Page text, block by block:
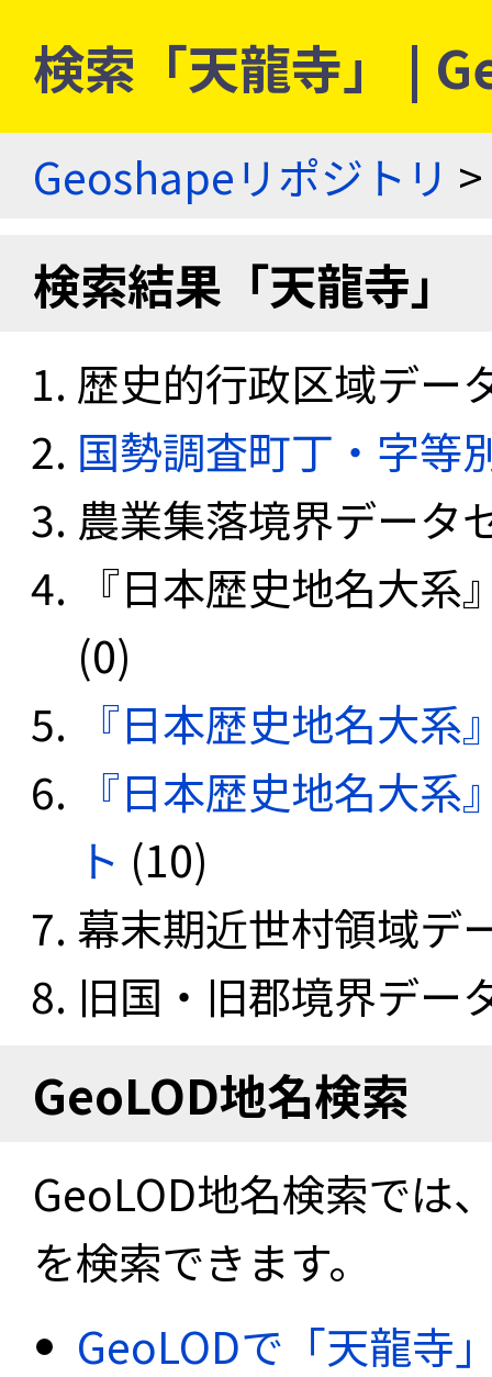
検索「天龍寺」 |
Geoshapeリポジトリ >
検索結果「天龍寺」
歴史的行政区域デー
国勢調査町丁・字等
農業集落境界データ
『日本歴史地名大
(0)
『日本歴史地名大
『日本歴史地名大
ト (10)
幕末期近世村領域デ
旧国・旧郡境界デー
GeoLOD地名検索
GeoLOD地名検索では
を検索できます。
GeoLODで「天龍寺